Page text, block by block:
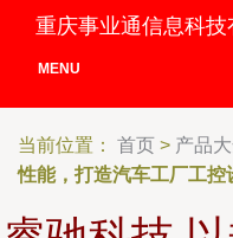
重庆事业通信息科技
MENU
当前位置： 首页 > 产品
性能，打造汽车工厂工控